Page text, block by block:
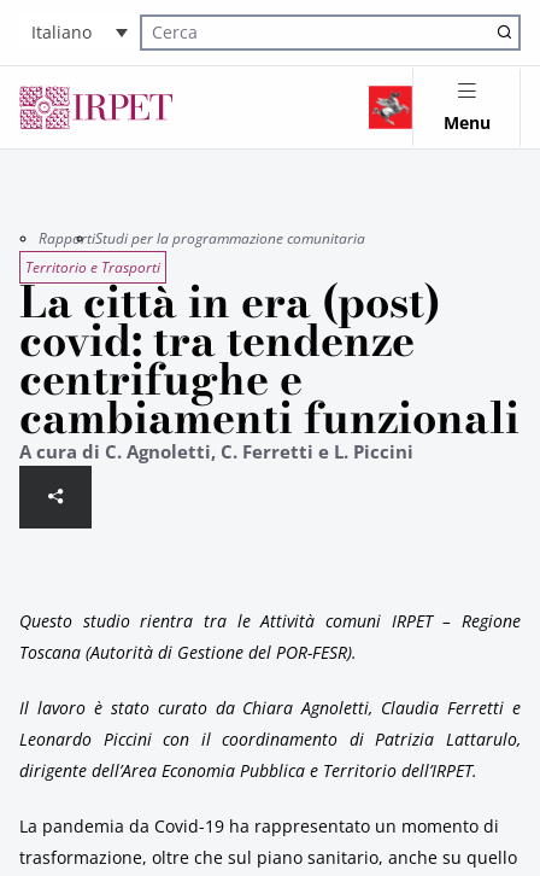
Italiano
Cerca nel sito
Menu
RapportiStudi per la programmazione comunitaria
Territorio e Trasporti
La città in era (post)
covid: tra tendenze
centrifughe e
cambiamenti funzionali
A cura di C. Agnoletti, C. Ferretti e L. Piccini
Questo studio rientra tra le Attività comuni IRPET – Regione
Toscana (Autorità di Gestione del POR-FESR).
Il lavoro è stato curato da Chiara Agnoletti, Claudia Ferretti e
Leonardo Piccini con il coordinamento di Patrizia Lattarulo,
dirigente dell’Area Economia Pubblica e Territorio dell’IRPET.
La pandemia da Covid-19 ha rappresentato un momento di
trasformazione, oltre che sul piano sanitario, anche su quello